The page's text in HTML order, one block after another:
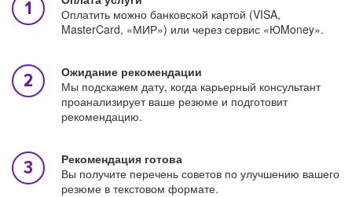
Оплатить можно банковской картой (VISA,
MasterCard, «МИР») или через сервис «ЮMoney».
Ожидание рекомендации
Мы подскажем дату, когда карьерный консультант
проанализирует ваше резюме и подготовит
рекомендацию.
Рекомендация готова
Вы получите перечень советов по улучшению вашего
резюме в текстовом формате.